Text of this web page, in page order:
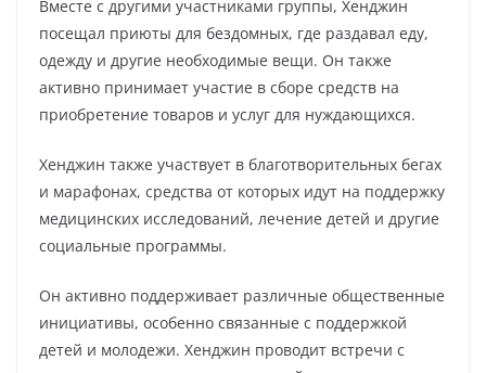
Вместе с другими участниками группы, Хенджин
посещал приюты для бездомных, где раздавал еду,
одежду и другие необходимые вещи. Он также
активно принимает участие в сборе средств на
приобретение товаров и услуг для нуждающихся.
Хенджин также участвует в благотворительных бегах
и марафонах, средства от которых идут на поддержку
медицинских исследований, лечение детей и другие
социальные программы.
Он активно поддерживает различные общественные
инициативы, особенно связанные с поддержкой
детей и молодежи. Хенджин проводит встречи с